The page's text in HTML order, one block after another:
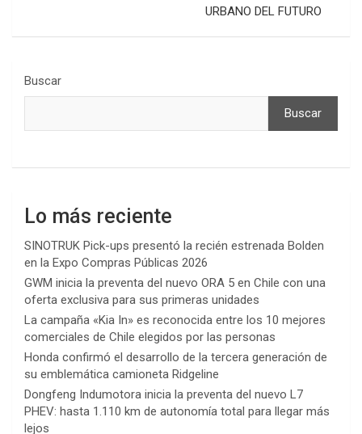
URBANO DEL FUTURO
Buscar
Buscar
Lo más reciente
SINOTRUK Pick-ups presentó la recién estrenada Bolden
en la Expo Compras Públicas 2026
GWM inicia la preventa del nuevo ORA 5 en Chile con una
oferta exclusiva para sus primeras unidades
La campaña «Kia In» es reconocida entre los 10 mejores
comerciales de Chile elegidos por las personas
Honda confirmó el desarrollo de la tercera generación de
su emblemática camioneta Ridgeline
Dongfeng Indumotora inicia la preventa del nuevo L7
PHEV: hasta 1.110 km de autonomía total para llegar más
lejos